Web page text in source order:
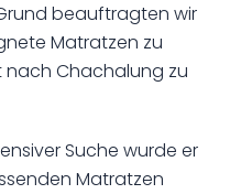
beauftragten wir
Matratzen zu
Chachalung zu
Suche wurde er
Matratzen